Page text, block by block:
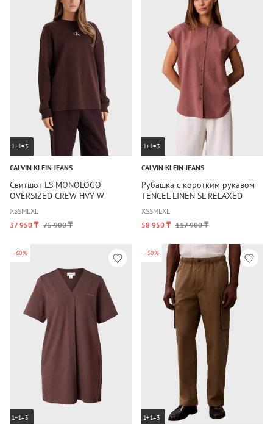
1+1=3
CALVIN KLEIN JEANS
Свитшот LS MONOLOGO
OVERSIZED CREW HVY W
XSSMLXL
37 950 ₸ 75 900 ₸
1+1=3
CALVIN KLEIN JEANS
Рубашка с коротким рукавом
TENCEL LINEN SL RELAXED
SHIRT
XSSMLXL
58 950 ₸ 117 900 ₸
-60%
1+1=3
-50%
1+1=3